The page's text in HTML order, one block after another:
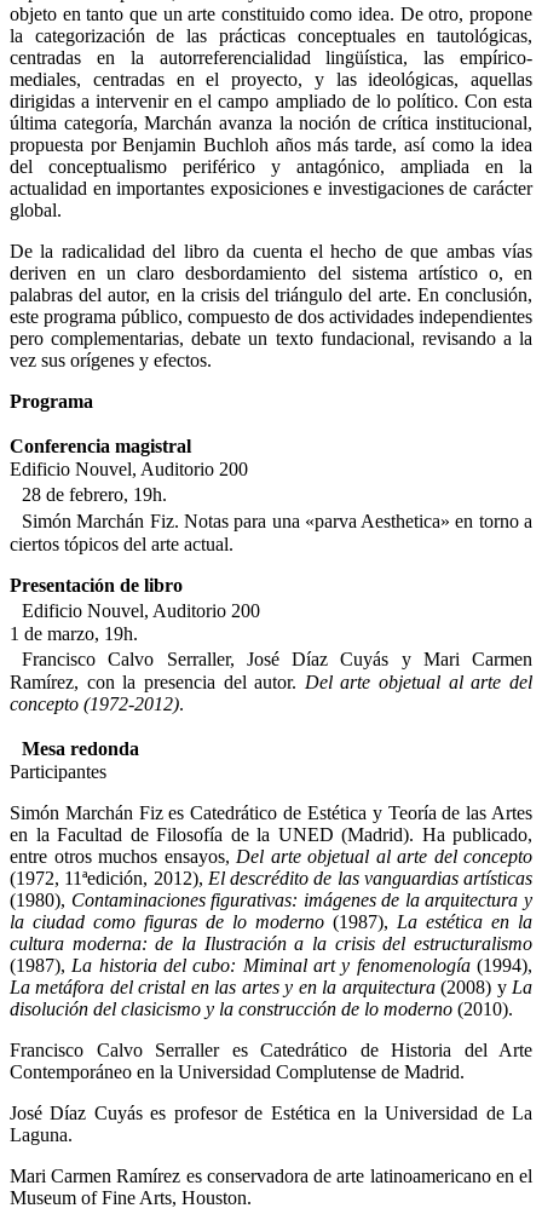
objeto en tanto que un arte constituido como idea. De otro, propone
la categorización de las prácticas conceptuales en tautológicas,
centradas en la autorreferencialidad lingüística, las empírico-
mediales, centradas en el proyecto, y las ideológicas, aquellas
dirigidas a intervenir en el campo ampliado de lo político. Con esta
última categoría, Marchán avanza la noción de crítica institucional,
propuesta por Benjamin Buchloh años más tarde, así como la idea
del conceptualismo periférico y antagónico, ampliada en la
actualidad en importantes exposiciones e investigaciones de carácter
global.
De la radicalidad del libro da cuenta el hecho de que ambas vías
deriven en un claro desbordamiento del sistema artístico o, en
palabras del autor, en la crisis del triángulo del arte. En conclusión,
este programa público, compuesto de dos actividades independientes
pero complementarias, debate un texto fundacional, revisando a la
vez sus orígenes y efectos.
Programa
Conferencia magistral
Edificio Nouvel, Auditorio 200
28 de febrero, 19h.
Simón Marchán Fiz. Notas para una «parva Aesthetica» en torno a
ciertos tópicos del arte actual.
Presentación de libro
Edificio Nouvel, Auditorio 200
1 de marzo, 19h.
Francisco Calvo Serraller, José Díaz Cuyás y Mari Carmen
Ramírez, con la presencia del autor. Del arte objetual al arte del
concepto (1972-2012).
Mesa redonda
Participantes
Simón Marchán Fiz es Catedrático de Estética y Teoría de las Artes
en la Facultad de Filosofía de la UNED (Madrid). Ha publicado,
entre otros muchos ensayos, Del arte objetual al arte del concepto
(1972, 11ªedición, 2012), El descrédito de las vanguardias artísticas
(1980), Contaminaciones figurativas: imágenes de la arquitectura y
la ciudad como figuras de lo moderno (1987), La estética en la
cultura moderna: de la Ilustración a la crisis del estructuralismo
(1987),La historia del cubo: Miminal art y fenomenología(1994),
La metáfora del cristal en las artes y en la arquitectura(2008) yLa
disolución del clasicismo y la construcción de lo moderno (2010).
Francisco Calvo Serraller es Catedrático de Historia del Arte
Contemporáneo en la Universidad Complutense de Madrid.
José Díaz Cuyás es profesor de Estética en la Universidad de La
Laguna.
Mari Carmen Ramírez es conservadora de arte latinoamericano en el
Museum of Fine Arts, Houston.